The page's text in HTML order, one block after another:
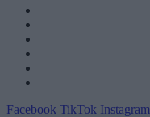
Facebook TikTok Instagram